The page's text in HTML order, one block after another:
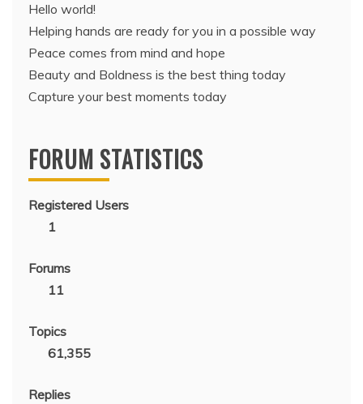
Hello world!
Helping hands are ready for you in a possible way
Peace comes from mind and hope
Beauty and Boldness is the best thing today
Capture your best moments today
FORUM STATISTICS
Registered Users
1
Forums
11
Topics
61,355
Replies